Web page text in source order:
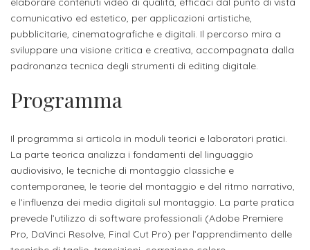
Servizi
allo
studente
e stage
News
Orientamento
Didattico
Autorizzazioni
Ministeriali
Nucleo
Valutazione
ECTS
Manualistica
Organigramma
Accademia
SantaGiulia
DIPARTIMENTI
Dipartimento
Arti
Visive
Dipartimento
di
Comunicazione
ERASMUS+
Reclutamento
Concorsi
Progetti
Terza
ERASMUS+
SERVIZI
ALLO
STUDIO
di
Stage
Apprendistato
per
Aziende
Login
aziende
OPPORTUNITÀ
PER
TO-
ONE
Iscrizione
corsi
Gli
step
per
diventare
un
Iscriviti
alla
Newsletter
IN
Come
Iscriversi
Gli
step
per
genitore
di
uno
studente
studente
iscritto
docente
referente
comunicativo ed estetico, per applicazioni artistiche,
pubblicitarie, cinematografiche e digitali. Il percorso mira a
sviluppare una visione critica e creativa, accompagnata dalla
padronanza tecnica degli strumenti di editing digitale.
Programma
Il programma si articola in moduli teorici e laboratori pratici.
La parte teorica analizza i fondamenti del linguaggio
audiovisivo, le tecniche di montaggio classiche e
contemporanee, le teorie del montaggio e del ritmo narrativo,
e l’influenza dei media digitali sul montaggio. La parte pratica
prevede l’utilizzo di software professionali (Adobe Premiere
Pro, DaVinci Resolve, Final Cut Pro) per l’apprendimento delle